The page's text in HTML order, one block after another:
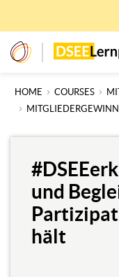
main
content
HOME COURSES
und
hält